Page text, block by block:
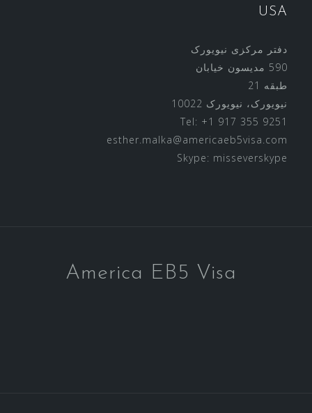
USA
دفتر مرکزی نیویورک
590 مدیسون خیابان
طبقه 21
نیویورک، نیویورک 10022
Tel: +1 917 355 9251
esther.malka@americaeb5visa.com
Skype: misseverskype
America EB5 Visa